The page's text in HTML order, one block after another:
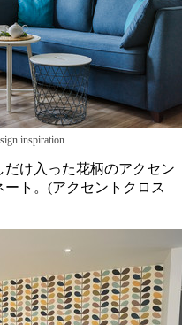
inspiration
け入った花柄のアクセン
ート。(アクセントクロス